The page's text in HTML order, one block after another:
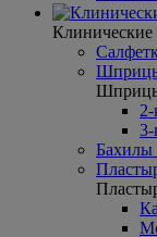
Клинические
3-
Бахилы